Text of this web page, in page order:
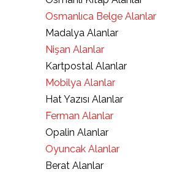
Osmanlıca Belge Alanlar
Madalya Alanlar
Nişan Alanlar
Kartpostal Alanlar
Mobilya Alanlar
Hat Yazısı Alanlar
Ferman Alanlar
Opalin Alanlar
Oyuncak Alanlar
Berat Alanlar